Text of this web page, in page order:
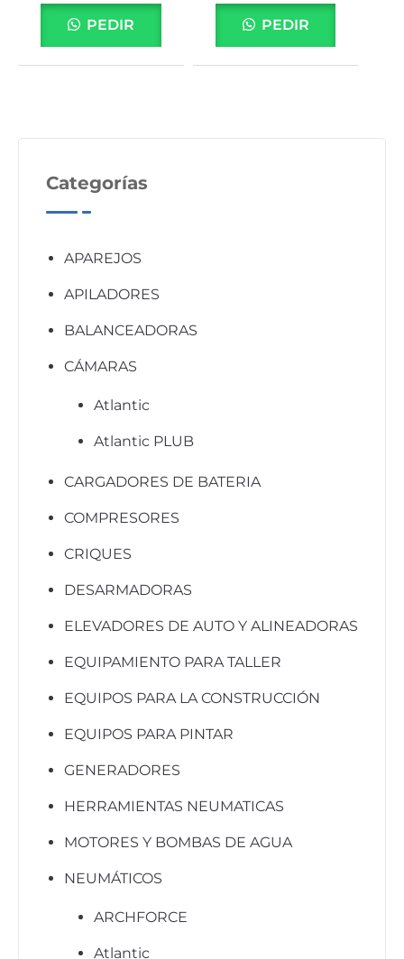
PEDIR PEDIR
Categorías
APAREJOS
APILADORES
BALANCEADORAS
CÁMARAS
Atlantic
Atlantic PLUB
CARGADORES DE BATERIA
COMPRESORES
CRIQUES
DESARMADORAS
ELEVADORES DE AUTO Y ALINEADORAS
EQUIPAMIENTO PARA TALLER
EQUIPOS PARA LA CONSTRUCCIÓN
EQUIPOS PARA PINTAR
GENERADORES
HERRAMIENTAS NEUMATICAS
MOTORES Y BOMBAS DE AGUA
NEUMÁTICOS
ARCHFORCE
Atlantic